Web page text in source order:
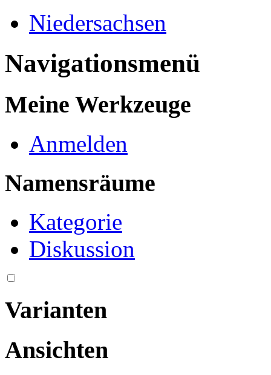
Niedersachsen
Navigationsmenü
Meine Werkzeuge
Anmelden
Namensräume
Kategorie
Diskussion
Varianten
Ansichten